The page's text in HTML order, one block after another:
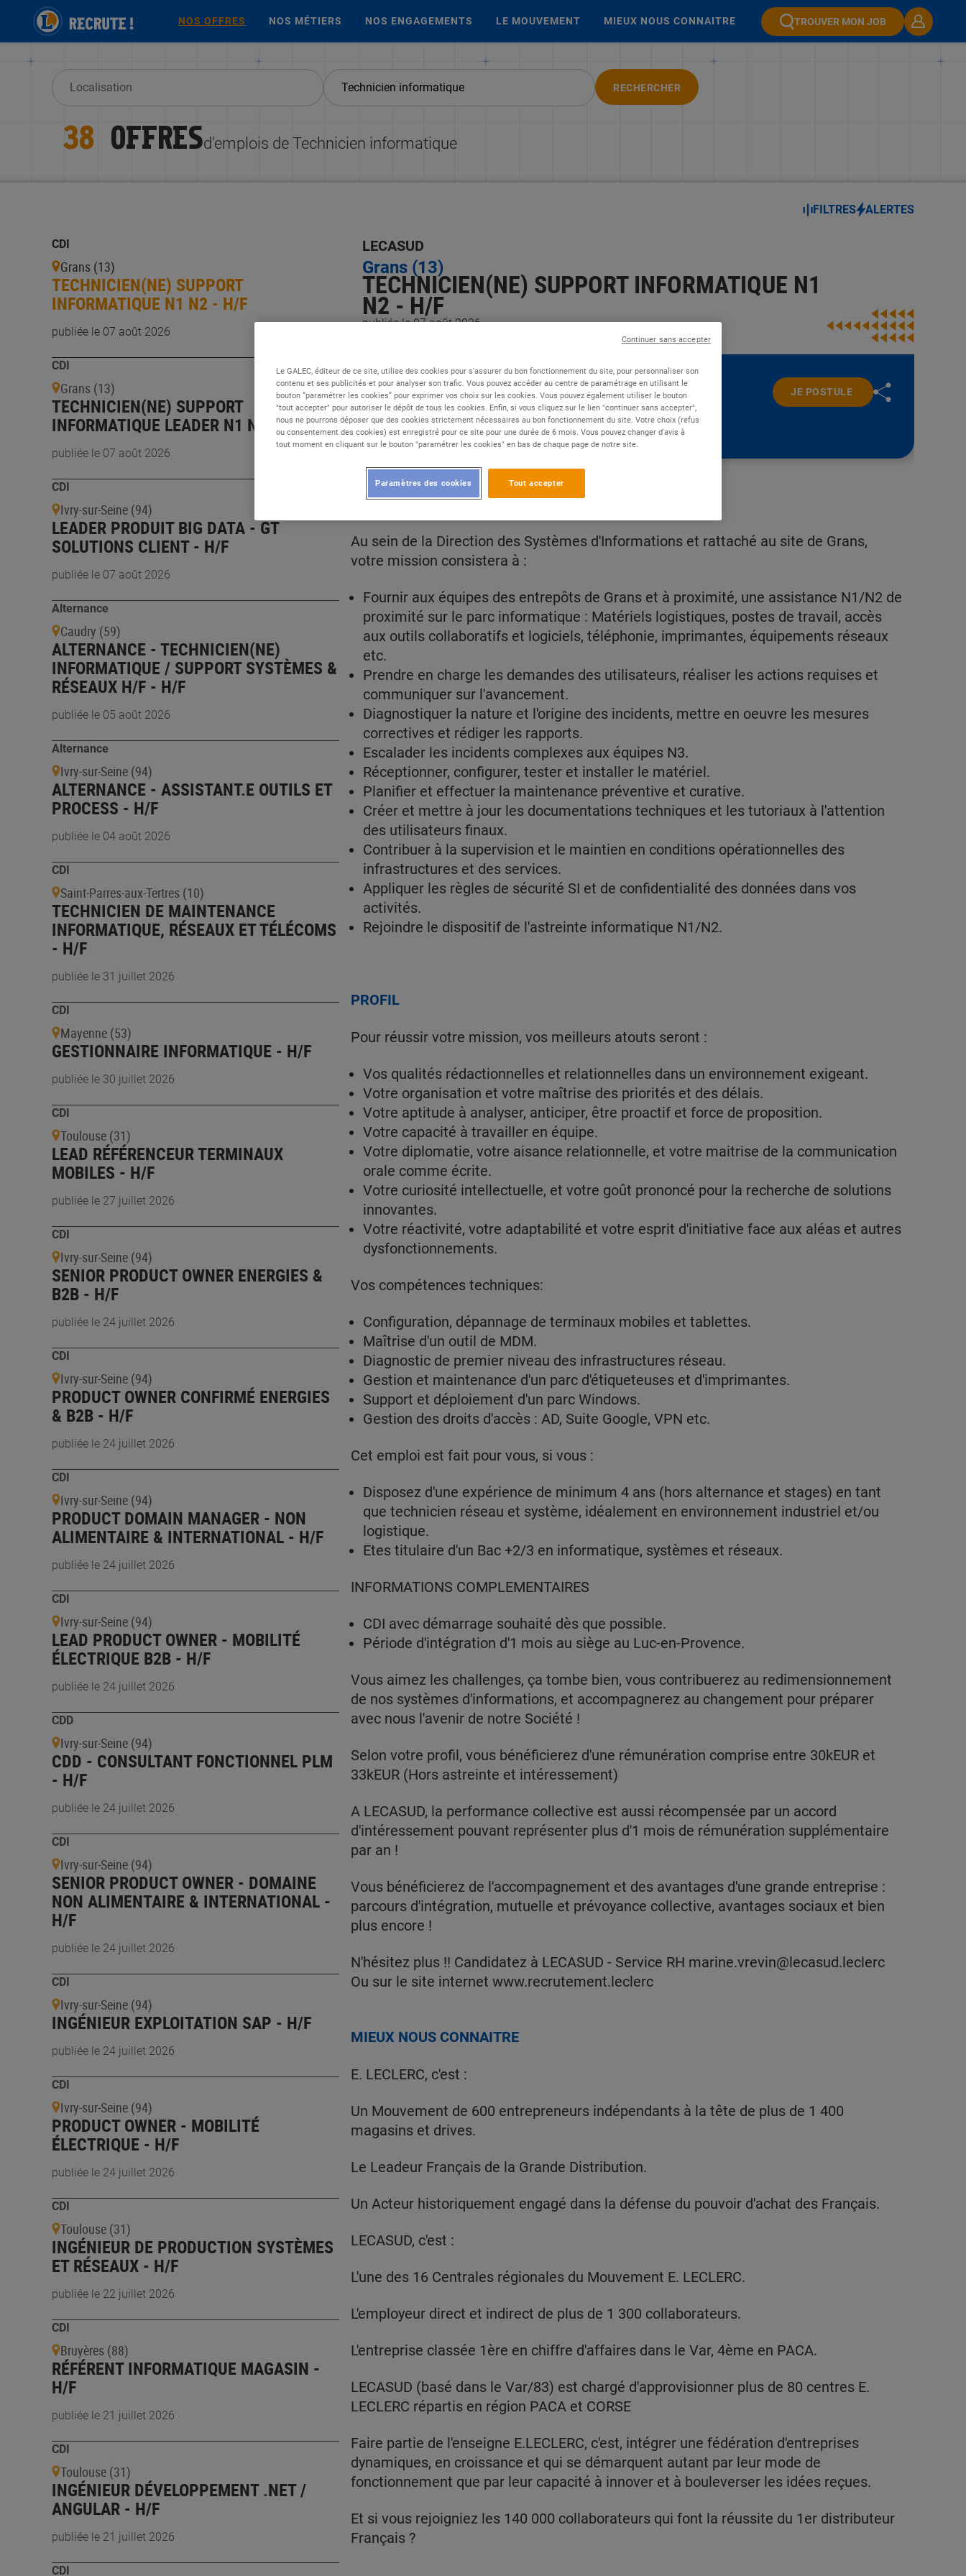
NOS OFFRES NOS MÉTIERS NOS ENGAGEMENTS LE MOUVEMENT MIEUX NOUS CONNAITRE TROUVER MON JOB
RECHERCHER
38 OFFRESd'emplois de Technicien informatique
FILTRES ALERTES
CDI
Grans (13)
TECHNICIEN(NE) SUPPORT
INFORMATIQUE N1 N2 - H/F
publiée le 07 août 2026
CDI
Grans (13)
TECHNICIEN(NE) SUPPORT
INFORMATIQUE LEADER N1 N2 - H/F
publiée le 07 août 2026
CDI
Ivry-sur-Seine (94)
LEADER PRODUIT BIG DATA - GT
SOLUTIONS CLIENT - H/F
publiée le 07 août 2026
Alternance
Caudry (59)
ALTERNANCE - TECHNICIEN(NE)
INFORMATIQUE / SUPPORT SYSTÈMES &
RÉSEAUX H/F - H/F
publiée le 05 août 2026
Alternance
Ivry-sur-Seine (94)
ALTERNANCE - ASSISTANT.E OUTILS ET
PROCESS - H/F
publiée le 04 août 2026
CDI
Saint-Parres-aux-Tertres (10)
TECHNICIEN DE MAINTENANCE
INFORMATIQUE, RÉSEAUX ET TÉLÉCOMS
- H/F
publiée le 31 juillet 2026
CDI
Mayenne (53)
GESTIONNAIRE INFORMATIQUE - H/F
publiée le 30 juillet 2026
CDI
Toulouse (31)
LEAD RÉFÉRENCEUR TERMINAUX
MOBILES - H/F
publiée le 27 juillet 2026
CDI
Ivry-sur-Seine (94)
SENIOR PRODUCT OWNER ENERGIES &
B2B - H/F
publiée le 24 juillet 2026
CDI
Ivry-sur-Seine (94)
PRODUCT OWNER CONFIRMÉ ENERGIES
& B2B - H/F
publiée le 24 juillet 2026
CDI
Ivry-sur-Seine (94)
PRODUCT DOMAIN MANAGER - NON
ALIMENTAIRE & INTERNATIONAL - H/F
publiée le 24 juillet 2026
CDI
Ivry-sur-Seine (94)
LEAD PRODUCT OWNER - MOBILITÉ
ÉLECTRIQUE B2B - H/F
publiée le 24 juillet 2026
CDD
Ivry-sur-Seine (94)
CDD - CONSULTANT FONCTIONNEL PLM
- H/F
publiée le 24 juillet 2026
CDI
Ivry-sur-Seine (94)
SENIOR PRODUCT OWNER - DOMAINE
NON ALIMENTAIRE & INTERNATIONAL -
H/F
publiée le 24 juillet 2026
CDI
Ivry-sur-Seine (94)
INGÉNIEUR EXPLOITATION SAP - H/F
publiée le 24 juillet 2026
CDI
Ivry-sur-Seine (94)
PRODUCT OWNER - MOBILITÉ
ÉLECTRIQUE - H/F
publiée le 24 juillet 2026
CDI
Toulouse (31)
INGÉNIEUR DE PRODUCTION SYSTÈMES
ET RÉSEAUX - H/F
publiée le 22 juillet 2026
CDI
Bruyères (88)
RÉFÉRENT INFORMATIQUE MAGASIN -
H/F
publiée le 21 juillet 2026
CDI
Toulouse (31)
INGÉNIEUR DÉVELOPPEMENT .NET /
ANGULAR - H/F
publiée le 21 juillet 2026
CDI
publiée le 07 août 2026
TECHNICIEN(NE) SUPPORT INFORMATIQUE N1
N2 - H/F
Grans (13)
LECASUD
Type de contrat :CDI
Expérience :Confirmé
Études :Bac +2 /+3
JE POSTULE
DESCRIPTION
Au sein de la Direction des Systèmes d'Informations et rattaché au site de Grans,
votre mission consistera à :
Fournir aux équipes des entrepôts de Grans et à proximité, une assistance N1/N2 de
proximité sur le parc informatique : Matériels logistiques, postes de travail, accès
aux outils collaboratifs et logiciels, téléphonie, imprimantes, équipements réseaux
etc.
Prendre en charge les demandes des utilisateurs, réaliser les actions requises et
communiquer sur l'avancement.
Diagnostiquer la nature et l'origine des incidents, mettre en oeuvre les mesures
correctives et rédiger les rapports.
Escalader les incidents complexes aux équipes N3.
Réceptionner, configurer, tester et installer le matériel.
Planifier et effectuer la maintenance préventive et curative.
Créer et mettre à jour les documentations techniques et les tutoriaux à l'attention
des utilisateurs finaux.
Contribuer à la supervision et le maintien en conditions opérationnelles des
infrastructures et des services.
Appliquer les règles de sécurité SI et de confidentialité des données dans vos
activités.
Rejoindre le dispositif de l'astreinte informatique N1/N2.
PROFIL
Pour réussir votre mission, vos meilleurs atouts seront :
Vos qualités rédactionnelles et relationnelles dans un environnement exigeant.
Votre organisation et votre maîtrise des priorités et des délais.
Votre aptitude à analyser, anticiper, être proactif et force de proposition.
Votre capacité à travailler en équipe.
Votre diplomatie, votre aisance relationnelle, et votre maitrise de la communication
orale comme écrite.
Votre curiosité intellectuelle, et votre goût prononcé pour la recherche de solutions
innovantes.
Votre réactivité, votre adaptabilité et votre esprit d'initiative face aux aléas et autres
dysfonctionnements.
Vos compétences techniques:
Configuration, dépannage de terminaux mobiles et tablettes.
Maîtrise d'un outil de MDM.
Diagnostic de premier niveau des infrastructures réseau.
Gestion et maintenance d'un parc d'étiqueteuses et d'imprimantes.
Support et déploiement d'un parc Windows.
Gestion des droits d'accès : AD, Suite Google, VPN etc.
Cet emploi est fait pour vous, si vous :
Disposez d'une expérience de minimum 4 ans (hors alternance et stages) en tant
que technicien réseau et système, idéalement en environnement industriel et/ou
logistique.
Etes titulaire d'un Bac +2/3 en informatique, systèmes et réseaux.
INFORMATIONS COMPLEMENTAIRES
CDI avec démarrage souhaité dès que possible.
Période d'intégration d'1 mois au siège au Luc-en-Provence.
Vous aimez les challenges, ça tombe bien, vous contribuerez au redimensionnement
de nos systèmes d'informations, et accompagnerez au changement pour préparer
avec nous l'avenir de notre Société !
Selon votre profil, vous bénéficierez d'une rémunération comprise entre 30kEUR et
33kEUR (Hors astreinte et intéressement)
A LECASUD, la performance collective est aussi récompensée par un accord
d'intéressement pouvant représenter plus d'1 mois de rémunération supplémentaire
par an !
Vous bénéficierez de l'accompagnement et des avantages d'une grande entreprise :
parcours d'intégration, mutuelle et prévoyance collective, avantages sociaux et bien
plus encore !
N'hésitez plus !! Candidatez à LECASUD - Service RH marine.vrevin@lecasud.leclerc
Ou sur le site internet www.recrutement.leclerc
MIEUX NOUS CONNAITRE
E. LECLERC, c'est :
Un Mouvement de 600 entrepreneurs indépendants à la tête de plus de 1 400
magasins et drives.
Le Leadeur Français de la Grande Distribution.
Un Acteur historiquement engagé dans la défense du pouvoir d'achat des Français.
LECASUD, c'est :
L'une des 16 Centrales régionales du Mouvement E. LECLERC.
L'employeur direct et indirect de plus de 1 300 collaborateurs.
L'entreprise classée 1ère en chiffre d'affaires dans le Var, 4ème en PACA.
LECASUD (basé dans le Var/83) est chargé d'approvisionner plus de 80 centres E.
LECLERC répartis en région PACA et CORSE
Faire partie de l'enseigne E.LECLERC, c'est, intégrer une fédération d'entreprises
dynamiques, en croissance et qui se démarquent autant par leur mode de
fonctionnement que par leur capacité à innover et à bouleverser les idées reçues.
Et si vous rejoigniez les 140 000 collaborateurs qui font la réussite du 1er distributeur
Français ?
Le GALEC, éditeur de ce site, utilise des cookies pour s'assurer du bon fonctionnement du site, pour personnaliser son
contenu et ses publicités et pour analyser son trafic. Vous pouvez accéder au centre de paramétrage en utilisant le
bouton “paramétrer les cookies” pour exprimer vos choix sur les cookies. Vous pouvez également utiliser le bouton
"tout accepter" pour autoriser le dépôt de tous les cookies. Enfin, si vous cliquez sur le lien "continuer sans accepter",
nous ne pourrons déposer que des cookies strictement nécessaires au bon fonctionnement du site. Votre choix (refus
ou consentement des cookies) est enregistré pour ce site pour une durée de 6 mois. Vous pouvez changer d'avis à
tout moment en cliquant sur le bouton "paramétrer les cookies" en bas de chaque page de notre site.
Tout accepter
Paramètres des cookies
Continuer sans accepter